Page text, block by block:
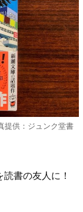
提供：ジュンク堂書
書の友人に！